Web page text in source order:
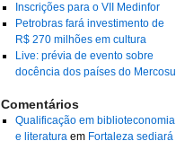
Inscrições para o VII Medinfor
Petrobras fará investimento de
R$ 270 milhões em cultura
Live: prévia de evento sobre
docência dos países do Mercosul
Comentários
Qualificação em biblioteconomia
e literaturaem Fortaleza sediará